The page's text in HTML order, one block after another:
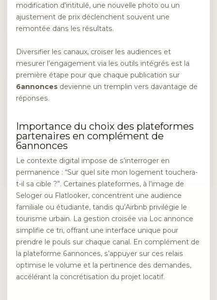
modification d’intitulé, une nouvelle photo ou un
ajustement de prix déclenchent souvent une
remontée dans les résultats.
Diversifier les canaux, croiser les audiences et
mesurer l’engagement via les outils intégrés est la
première étape pour que chaque publication sur
6annonces devienne un tremplin vers davantage de
réponses.
Importance du choix des plateformes
partenaires en complément de
6annonces
Le contexte digital impose de s’interroger en
permanence : “Sur quel site mon logement touchera-
t-il sa cible ?”. Certaines plateformes, à l’image de
Seloger ou Flatlooker, concentrent une audience
familiale ou étudiante, tandis qu’Airbnb privilégie le
tourisme urbain. La gestion croisée via Loc annonce
simplifie ce tri, offrant une interface unique pour
prendre le pouls sur chaque canal. En complément de
la plateforme 6annonces, s’appuyer sur ces relais
optimise le volume et la pertinence des demandes,
accélérant la concrétisation du projet locatif.